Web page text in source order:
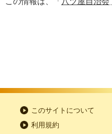
このサイトについて
利用規約